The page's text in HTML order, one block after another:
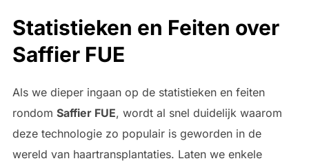
Statistieken en Feiten over
Saffier FUE
Als we dieper ingaan op de statistieken en feiten
rondom Saffier FUE, wordt al snel duidelijk waarom
deze technologie zo populair is geworden in de
wereld van haartransplantaties. Laten we enkele